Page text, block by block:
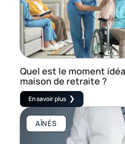
Quel est le moment
maison de retraite ?
En savoir plus
AÎNÉS